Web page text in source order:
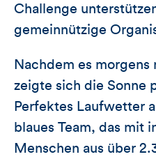
Challenge
gemeinnützige
Nachdem es
zeigte sich die Sonne
Perfektes Laufwetter
blaues Team, das mit
Menschen aus über